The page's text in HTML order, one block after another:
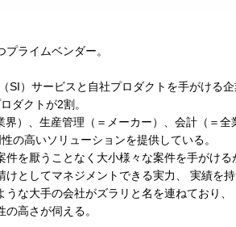
プライムベンダー。
SI）サービスと自社プロダクトを手がける企
ダクトが2割。
）、生産管理（＝メーカー）、会計（＝全
の高いソリューションを提供している。
件を厭うことなく大小様々な案件を手がける
としてマネジメントできる実力、 実績を持
うな大手の会社がズラリと名を連ねており
高さが伺える。